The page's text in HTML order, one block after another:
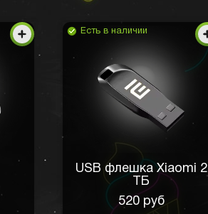
Есть в наличии
USB флешка Xiaomi 2
ТБ
520 руб